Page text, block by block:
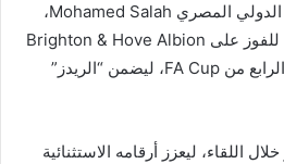
واصل نجم Liverpool F.C.، الدولي المصري Mohamed Salah،
كتابة التاريخ بعدما قاد فريقه للفوز على Brighton & Hove Albion
F.C. بثلاثية نظيفة في الدور الرابع من FA Cup، ليضمن “الريدز”
اللقاء، ليعزز أرقامه الاستثنائية